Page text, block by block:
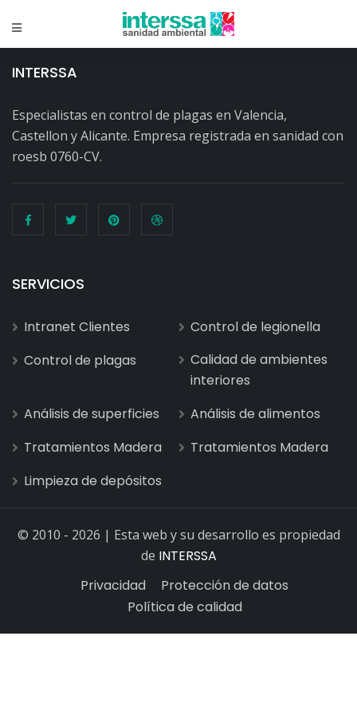
INTERSSA
Especialistas en control de plagas en Valencia,
Castellon y Alicante. Empresa registrada en sanidad con
roesb 0760-CV.
SERVICIOS
Intranet Clientes
Control de legionella
Control de plagas
Calidad de ambientes
interiores
Análisis de superficies
Análisis de alimentos
Tratamientos Madera
Tratamientos Madera
Limpieza de depósitos
© 2010 - 2026 | Esta web y su desarrollo es propiedad
de INTERSSA
Privacidad
Protección de datos
Política de calidad